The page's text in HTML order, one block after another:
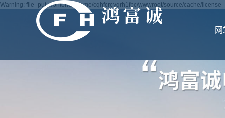
Warning: file_put_contents(/home/cqhfcrcyqrh1fbc/wwwroot/source/cache/